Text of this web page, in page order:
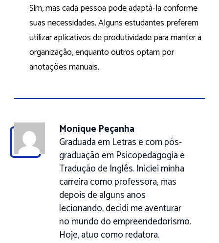
Sim, mas cada pessoa pode adaptá-la conforme
suas necessidades. Alguns estudantes preferem
utilizar aplicativos de produtividade para manter a
organização, enquanto outros optam por
anotações manuais.
Monique Peçanha
Graduada em Letras e com pós-
graduação em Psicopedagogia e
Tradução de Inglês. Iniciei minha
carreira como professora, mas
depois de alguns anos
lecionando, decidi me aventurar
no mundo do empreendedorismo.
Hoje, atuo como redatora.